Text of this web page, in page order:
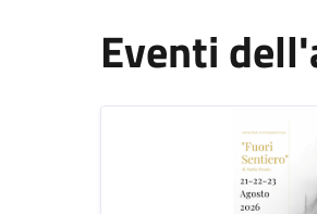
Eventi